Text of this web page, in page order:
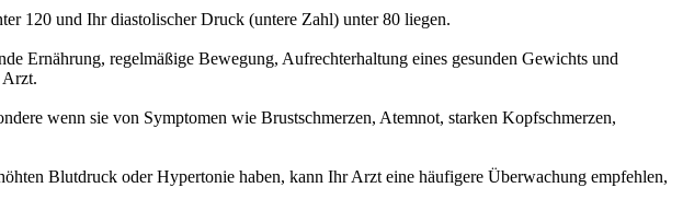
120 und Ihr diastolischer Druck (untere Zahl) unter 80 liegen.
Ernährung, regelmäßige Bewegung, Aufrechterhaltung eines gesunden Gewichts und
Arzt.
wenn sie von Symptomen wie Brustschmerzen, Atemnot, starken Kopfschmerzen,
Blutdruck oder Hypertonie haben, kann Ihr Arzt eine häufigere Überwachung empfehlen,